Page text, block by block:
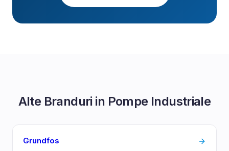
Alte Branduri in Pompe Industriale
Grundfos